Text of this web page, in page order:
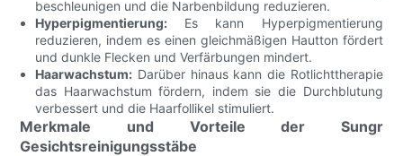
beschleunigen und die Narbenbildung reduzieren.
Hyperpigmentierung: Es kann Hyperpigmentierung
reduzieren, indem es einen gleichmäßigen Hautton fördert
und dunkle Flecken und Verfärbungen mindert.
Haarwachstum: Darüber hinaus kann die Rotlichttherapie
das Haarwachstum fördern, indem sie die Durchblutung
verbessert und die Haarfollikel stimuliert.
Merkmale und Vorteile der Sungr
Gesichtsreinigungsstäbe